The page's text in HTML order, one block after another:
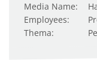
Media Name:
Employees:
Thema: